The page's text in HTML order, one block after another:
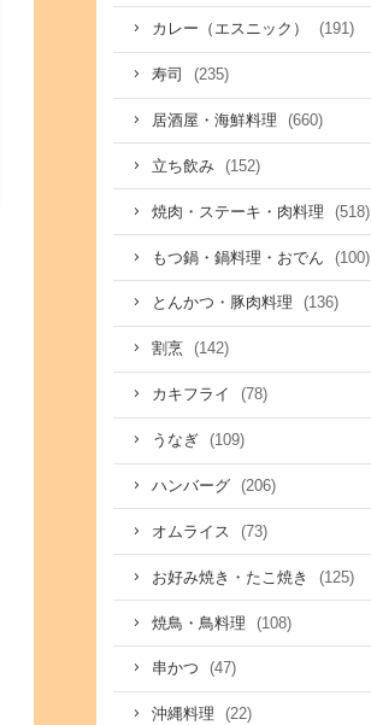
カレー（エスニック） (191)
寿司 (235)
居酒屋・海鮮料理 (660)
立ち飲み (152)
焼肉・ステーキ・肉料理 (518)
もつ鍋・鍋料理・おでん (100)
とんかつ・豚肉料理 (136)
割烹 (142)
カキフライ (78)
うなぎ (109)
ハンバーグ (206)
オムライス (73)
お好み焼き・たこ焼き (125)
焼鳥・鳥料理 (108)
串かつ (47)
沖縄料理 (22)